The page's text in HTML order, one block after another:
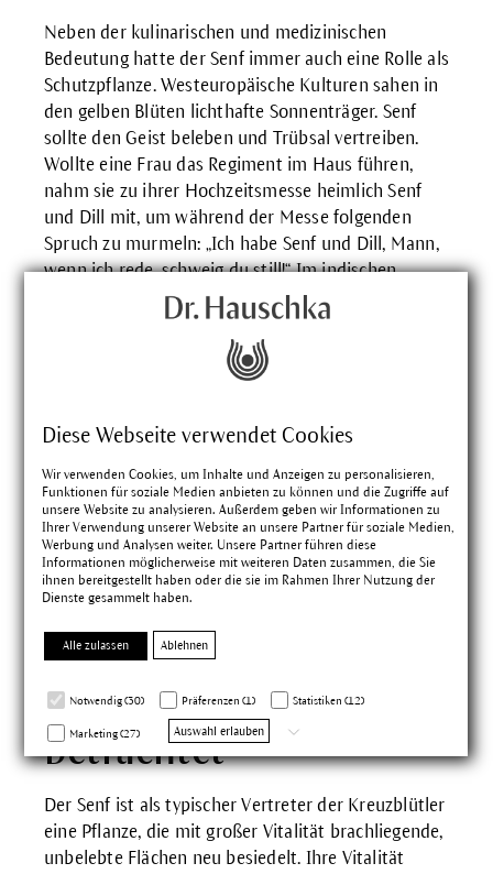
Diese Webseite verwendet Cookies
Wir verwenden Cookies, um Inhalte und Anzeigen zu personalisieren,
Funktionen für soziale Medien anbieten zu können und die Zugriffe auf
unsere Website zu analysieren. Außerdem geben wir Informationen zu
Ihrer Verwendung unserer Website an unsere Partner für soziale Medien,
Werbung und Analysen weiter. Unsere Partner führen diese
Informationen möglicherweise mit weiteren Daten zusammen, die Sie
ihnen bereitgestellt haben oder die sie im Rahmen Ihrer Nutzung der
Dienste gesammelt haben.
Alle zulassen Ablehnen
Notwendig (30) Präferenzen (1) Statistiken (12)
Marketing (27) Auswahl erlauben
Neben der kulinarischen und medizinischen
Bedeutung hatte der Senf immer auch eine Rolle als
Schutzpflanze. Westeuropäische Kulturen sahen in
den gelben Blüten lichthafte Sonnenträger. Senf
sollte den Geist beleben und Trübsal vertreiben.
Wollte eine Frau das Regiment im Haus führen,
nahm sie zu ihrer Hochzeitsmesse heimlich Senf
und Dill mit, um während der Messe folgenden
Spruch zu murmeln: „Ich habe Senf und Dill, Mann,
wenn ich rede, schweig du still!“ Im indischen
Volksglauben gilt Senf als dämonenvertreibendes
Mittel, das in der Räuchermischung für
Neugeborene und im ersten Bad der Frau nach der
Geburt enthalten ist. Beim Totenfest und bei der
die Handflächen und Fußsohlen mit Senföl ein.
Vielseitig Verwendung findet der Senf auch in
Sprichwörtern: Seinen Senf dazu gibt, wer sich
ungefragt einmischt. Wer den Senf überzuckert,
verschönt unangenehme Wahrheiten. Überschreitet
der Humor eine gewisse Grenze, steigt einem der
Senf in die Nase.
Die Pflanze anders
betrachtet
Der Senf ist als typischer Vertreter der Kreuzblütler
eine Pflanze, die mit großer Vitalität brachliegende,
unbelebte Flächen neu besiedelt. Ihre Vitalität